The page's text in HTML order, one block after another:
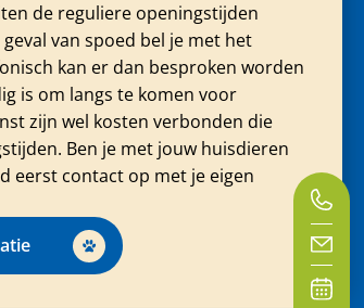
de reguliere openingstijden
van spoed bel je met het
kan er dan besproken worden
is om langs te komen voor
zijn wel kosten verbonden die
Ben je met jouw huisdieren
eerst contact op met je eigen